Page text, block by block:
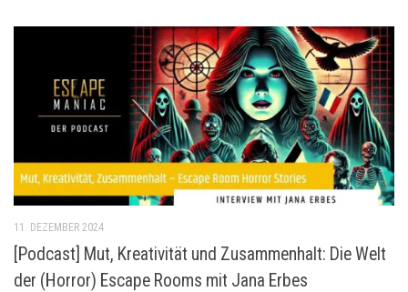
11. DEZEMBER 2024
[Podcast] Mut, Kreativität und Zusammenhalt: Die Welt
der (Horror) Escape Rooms mit Jana Erbes